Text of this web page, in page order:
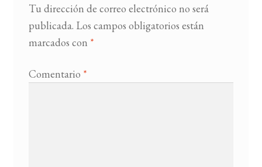
Tu dirección de correo electrónico no será
publicada. Los campos obligatorios están
marcados con *
Comentario *